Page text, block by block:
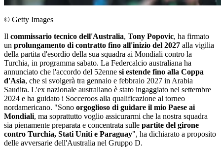
© Getty Images
Il commissario tecnico dell'Australia, Tony Popovic, ha firmato
un prolungamento di contratto fino all'inizio del 2027 alla vigilia
della partita d'esordio della sua squadra ai Mondiali contro la
Turchia, in programma sabato. La Federcalcio australiana ha
annunciato che l'accordo del 52enne si estende fino alla Coppa
d'Asia, che si svolgerà tra gennaio e febbraio 2027 in Arabia
Saudita. L'ex nazionale australiano è stato ingaggiato nel settembre
2024 e ha guidato i Socceroos alla qualificazione al torneo
nordamericano. "Sono orgoglioso di guidare il mio Paese ai
Mondiali, ma soprattutto voglio assicurarmi che la nostra squadra
sia pienamente preparata e concentrata sulle partite del girone
contro Turchia, Stati Uniti e Paraguay", ha dichiarato a proposito
delle avversarie dell'Australia nel Gruppo D.